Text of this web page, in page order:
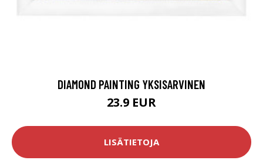
DIAMOND PAINTING YKSISARVINEN
23.9 EUR
LISÄTIETOJA